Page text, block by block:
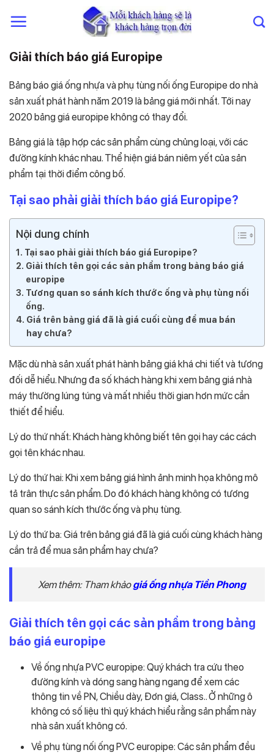
đến
dungGiải thích báo giá Europipe
Bảng báo giá ống nhựa và phụ tùng nối ống Europipe do nhà
sản xuất phát hành năm 2019 là bảng giá mới nhất. Tới nay
2020 bảng giá europipe không có thay đổi.
Bảng giá là tập hợp các sản phẩm cùng chủng loại, với các
đường kính khác nhau. Thể hiện giá bán niêm yết của sản
phẩm tại thời điểm công bố.
Tại sao phải giải thích báo giá Europipe?
Nội dung chính
Tại sao phải giải thích báo giá Europipe?
Giải thích tên gọi các sản phẩm trong bảng báo giá
europipe
Tương quan so sánh kích thước ống và phụ tùng nối
ống.
Giá trên bảng giá đã là giá cuối cùng để mua bán
hay chưa?
Mặc dù nhà sản xuất phát hành bảng giá khá chi tiết và tương
đối dễ hiểu. Nhưng đa số khách hàng khi xem bảng giá nhà
máy thường lúng túng và mất nhiều thời gian hơn mức cần
thiết để hiểu.
Lý do thứ nhất: Khách hàng không biết tên gọi hay các cách
gọi tên khác nhau.
Lý do thứ hai: Khi xem bảng giá hình ảnh minh họa không mô
tả trân thực sản phẩm. Do đó khách hàng không có tương
quan so sánh kích thước ống và phụ tùng.
Lý do thứ ba: Giá trên bảng giá đã là giá cuối cùng khách hàng
cần trả để mua sản phẩm hay chưa?
Xem thêm: Tham khảogiá ống nhựa Tiền Phong
Giải thích tên gọi các sản phẩm trong bảng
báo giá europipe
Về ống nhựa PVC europipe: Quý khách tra cứu theo
đường kính và dóng sang hàng ngang để xem các
thông tin về PN, Chiều dày, Đơn giá, Class.. Ở những ô
không có số liệu thì quý khách hiểu rằng sản phẩm này
nhà sản xuất không có.
Về phụ tùng nối ống PVC europipe: Các sản phẩm đều